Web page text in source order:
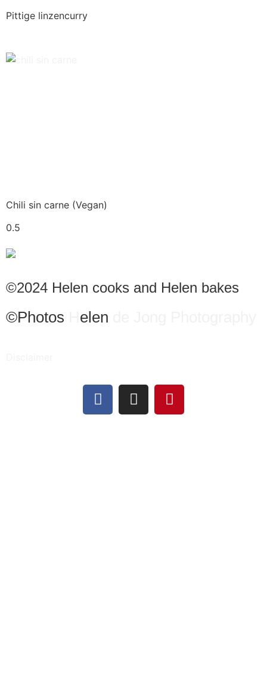
Pittige linzencurry
Chili sin carne (Vegan)
©2024 Helen cooks and Helen bakes
©Photos elen